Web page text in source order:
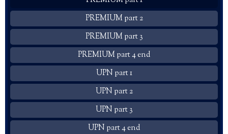
PREMIUM part 2
PREMIUM part 3
PREMIUM part 4 end
UPN part 1
UPN part 2
UPN part 3
UPN part 4 end